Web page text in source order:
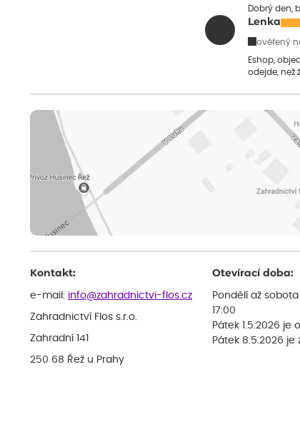
Dobrý den,
Lenka
ověřený
Eshop,
odejde, než
Kontakt:
e-mail: info@zahradnictvi-flos.cz
Zahradnictví Flos s.r.o.
Zahradní 141
250 68 Řež u Prahy
Otevírací doba:
Pondělí až
17:00
Pátek 1.5.2026 je
Pátek 8.5.2026 je